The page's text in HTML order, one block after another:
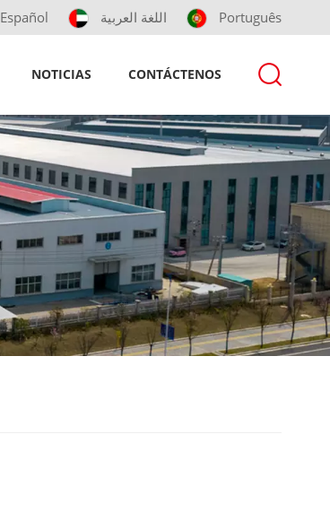
Español اللغة العربية Português
NOTICIAS CONTÁCTENOS